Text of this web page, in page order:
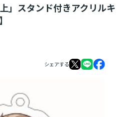
」スタンド付きアクリルキ
シェアする